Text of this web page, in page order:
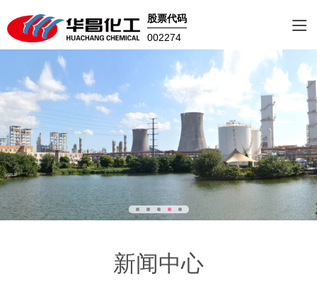
股票代码
002274
新闻中心